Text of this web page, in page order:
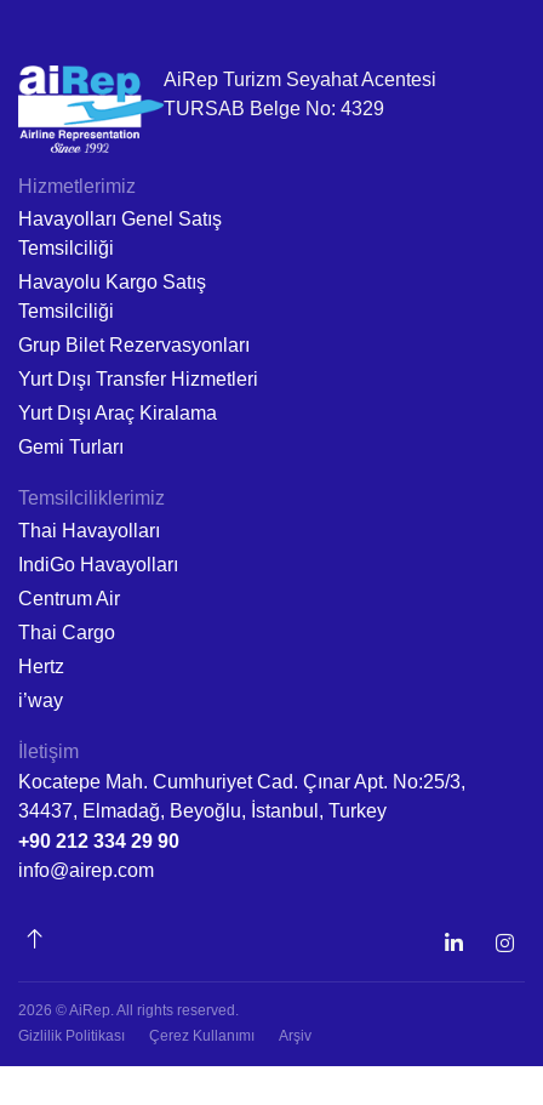
AiRep Turizm Seyahat Acentesi
TURSAB Belge No: 4329
Hizmetlerimiz
Havayolları Genel Satış
Temsilciliği
Havayolu Kargo Satış
Temsilciliği
Grup Bilet Rezervasyonları
Yurt Dışı Transfer Hizmetleri
Yurt Dışı Araç Kiralama
Gemi Turları
Temsilciliklerimiz
Thai Havayolları
IndiGo Havayolları
Centrum Air
Thai Cargo
Hertz
i’way
İletişim
Kocatepe Mah. Cumhuriyet Cad. Çınar Apt. No:25/3,
34437, Elmadağ, Beyoğlu, İstanbul, Turkey
+90 212 334 29 90
info@airep.com
2026 © AiRep. All rights reserved.
Gizlilik Politikası
Çerez Kullanımı Arşiv